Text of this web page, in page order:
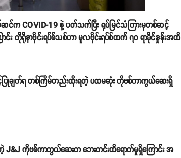
ဆင်က COVID-19 နဲ့ ပတ်သက်ပြီး ရုပ်မြင်သံကြားမှတစ်ဆင့်
ာင်း ကိုရိုနာဗိုင်းရပ်စ်သစ်ဟာ မူလဗိုင်းရပ်စ်ထက် ၇၀ ရာခိုင်နှုန်းအထိ
ပြုချက်ရ တစ်ကြိမ်တည်းထိုးရတဲ့ ပထမဆုံး ကိုဗစ်ကာကွယ်ဆေးရှိ
ကိုဗစ်ကာကွယ်ဆေးက ဘေးကင်းထိရောက်မှုရှိကြောင်း အ